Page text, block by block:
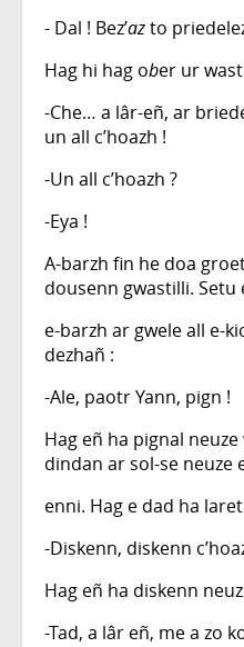
- Dal ! Bez’azto
Hag hi hag ober ur
-Che… a lâr-eñ, ar
un all c’hoazh !
-Un all c’hoazh ?
-Eya !
A-barzh fin he doa
dousenn gwastilli. Setu
e-barzh ar gwele all e-
dezhañ :
-Ale, paotr Yann, pign !
Hag eñ ha pignal
dindan ar sol-se neuze
enni. Hag e dad ha
-Diskenn, diskenn
Hag eñ ha diskenn
-Tad, a lâr eñ, me a zo